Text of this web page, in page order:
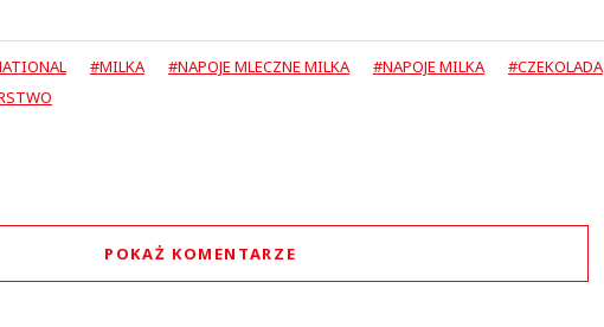
#MILKA #NAPOJE MLECZNE MILKA #NAPOJE MILKA
#CZEKOLADA
POKAŻ KOMENTARZE